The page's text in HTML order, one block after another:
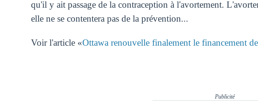
qu'il y ait passage de la contraception à l'avortement.
elle ne se contentera pas de la prévention...
Voir l'article «Ottawa renouvelle finalement le financement
Publicité